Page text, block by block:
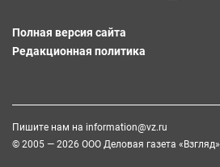
Полная версия сайта
Редакционная политика
Пишите нам на information@vz.ru
© 2005 — 2026 ООО Деловая газета «Взгляд»